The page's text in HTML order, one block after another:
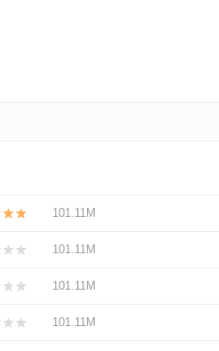
101.11M
101.11M
101.11M
101.11M